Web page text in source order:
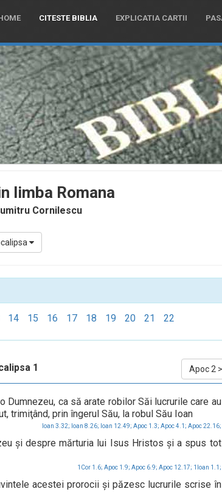
CITESTE BIBLIA EXPLICATIA CARTII
limba Romana
Cornilescu
14 15 16 17 18 19 20 21 22
1 Apoc 2 >
ca să arate robilor Săi lucrurile care au
trimiţând, prin îngerul Său, la robul Său Ioan
Ioan 3.32; Ioan 8.26; Ioan 12.49; Apoc 1.3; Apoc 4.1; Apoc 22.16;
şi despre mărturia lui Isus Hristos şi a spus tot
1Cor 1.6; Apoc 1.9; Apoc 6.9; Apoc 12.17; 1Ioan 1.1;
acestei prorocii şi păzesc lucrurile scrise în